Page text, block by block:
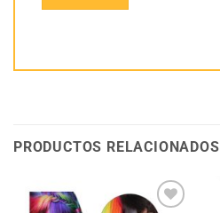
PRODUCTOS RELACIONADOS